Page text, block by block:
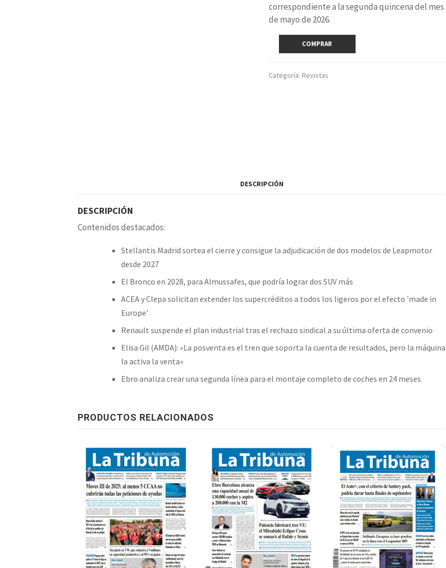
correspondiente a la segunda quincena del mes
de mayo de 2026.
715
COMPRAR
Categoría: Revistas
DESCRIPCIÓN
DESCRIPCIÓN
Contenidos destacados:
Stellantis Madrid sortea el cierre y consigue la adjudicación de dos modelos de Leapmotor
desde 2027
El Bronco en 2028, para Almussafes, que podría lograr dos SUV más
ACEA y Clepa solicitan extender los supercréditos a todos los ligeros por el efecto 'made in
Europe'
Renault suspende el plan industrial tras el rechazo sindical a su última oferta de convenio
Elisa Gil (AMDA): «La posventa es el tren que soporta la cuenta de resultados, pero la máquina
la activa la venta»
Ebro analiza crear una segunda línea para el montaje completo de coches en 24 meses
PRODUCTOS RELACIONADOS